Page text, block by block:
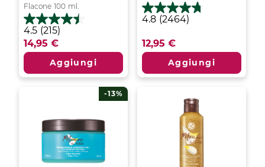
Flacone 100 ml.
4.5 (215)
4.5
su
5
215
recensioni
14,95 €
Aggiungi
4.8 (2464)
4.8
5
stelle.
recensioni
12,95 €
Aggiungi
-13%